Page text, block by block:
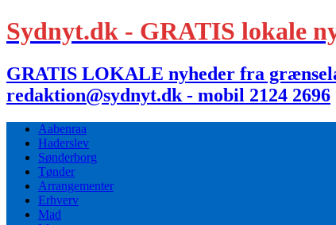
Sydnyt.dk - GRATIS lokale
GRATIS LOKALE nyheder fra
redaktion@sydnyt.dk - mobil 2124 2696
Aabenraa
Haderslev
Sønderborg
Tønder
Arrangementer
Erhverv
Mad